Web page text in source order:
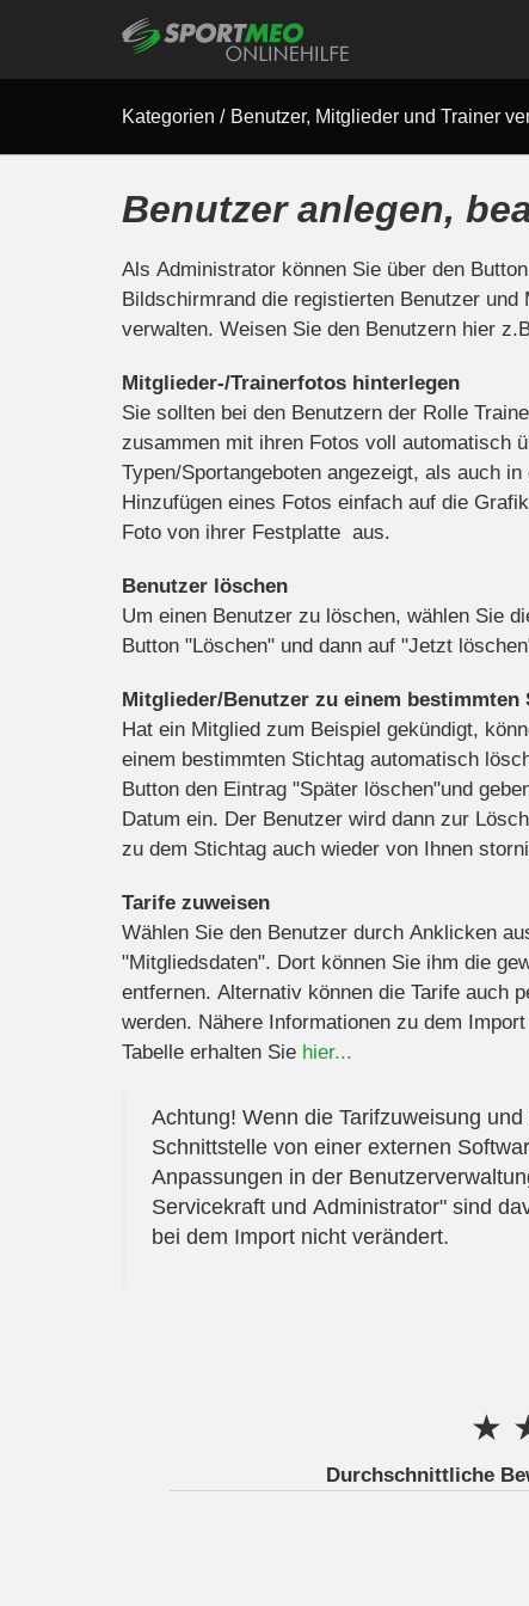
Kategorien / Benutzer, Mitglieder und Trainer
Benutzer anlegen,
Als Administrator können Sie über den
Bildschirmrand die registierten Benutzer
verwalten. Weisen Sie den Benutzern hier
Mitglieder-/Trainerfotos hinterlegen
Sie sollten bei den Benutzern der Rolle
zusammen mit ihren Fotos voll automatisch
Typen/Sportangeboten angezeigt, als auch
Hinzufügen eines Fotos einfach auf die
Foto von ihrer Festplatte aus.
Benutzer löschen
Um einen Benutzer zu löschen, wählen Sie
Button "Löschen" und dann auf "Jetzt
Mitglieder/Benutzer zu einem bestimmten
Hat ein Mitglied zum Beispiel gekündigt,
einem bestimmten Stichtag automatisch
Button den Eintrag "Später löschen"und
Datum ein. Der Benutzer wird dann zur
zu dem Stichtag auch wieder von Ihnen
Tarife zuweisen
Wählen Sie den Benutzer durch Anklicken
"Mitgliedsdaten". Dort können Sie ihm die
entfernen. Alternativ können die Tarife auch
werden. Nähere Informationen zu dem
Tabelle erhalten Sie hier...
Achtung! Wenn die Tarifzuweisung
Schnittstelle von einer externen
Anpassungen in der
Servicekraft und Administrator" sind
bei dem Import nicht verändert.
★
Durchschnittliche